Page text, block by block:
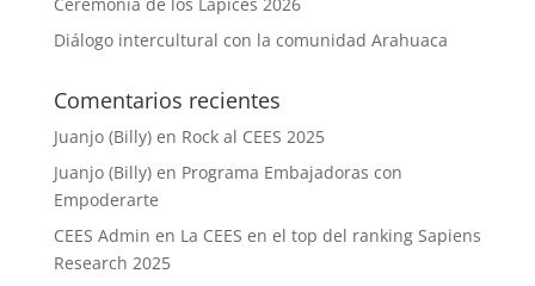
Diálogo intercultural con la comunidad Arahuaca
Comentarios recientes
Juanjo (Billy)en Rock al CEES 2025
Juanjo (Billy)en Programa Embajadoras con
Empoderarte
CEES Admin en La CEES en el top del ranking Sapiens
Research 2025